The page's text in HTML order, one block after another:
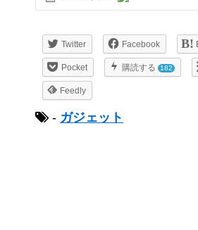
Twitter Facebook
Pocket 購読する 182
Feedly
- ガジェット